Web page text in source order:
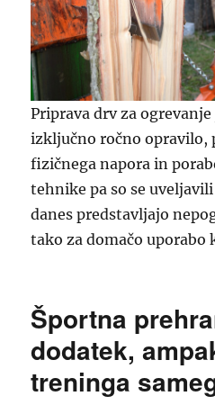
Priprava drv za
izključno ročno opravilo,
fizičnega napora in
tehnike pa so se
danes predstavljajo
tako za domačo uporabo
Športna
dodatek,
treninga